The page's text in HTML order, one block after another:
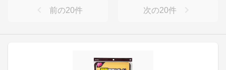
前の20件 次の20件